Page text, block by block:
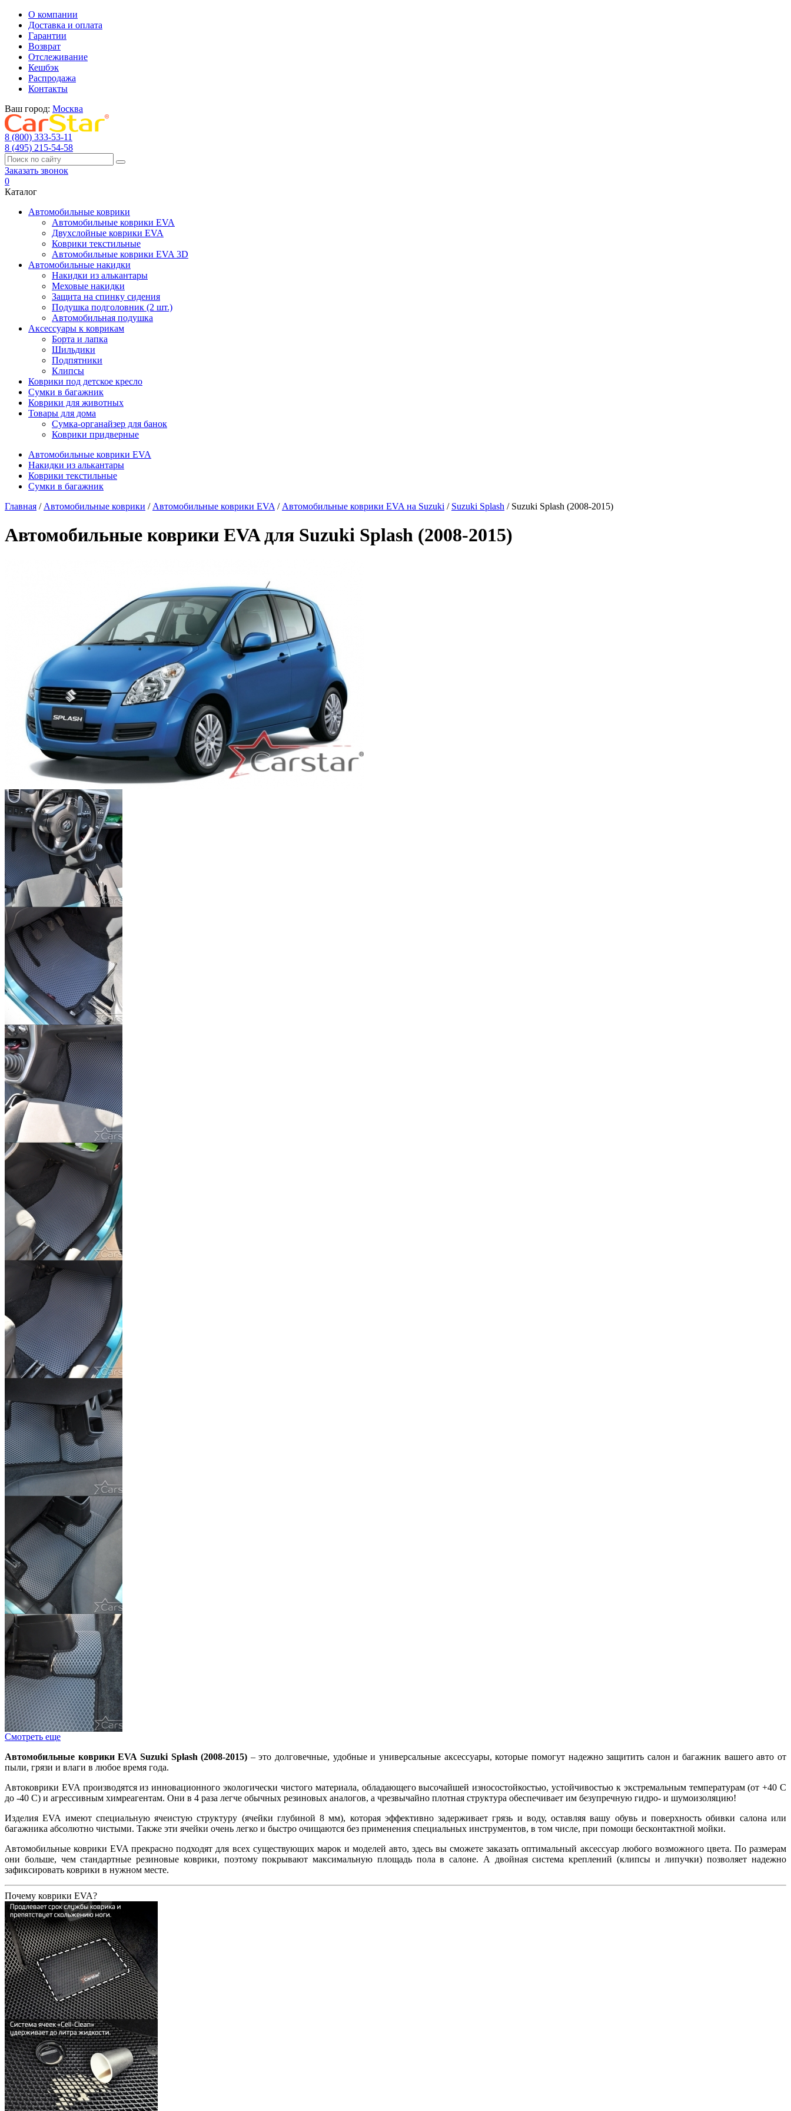
О компании
Доставка и оплата
Гарантии
Возврат
Отслеживание
Кешбэк
Распродажа
Контакты
Ваш город: Москва
8 (800) 333-53-11
8 (495) 215-54-58
Заказать звонок
0
Каталог
Автомобильные коврики
Автомобильные коврики EVA
Двухслойные коврики EVA
Коврики текстильные
Автомобильные коврики EVA 3D
Автомобильные накидки
Накидки из алькантары
Меховые накидки
Защита на спинку сидения
Подушка подголовник (2 шт.)
Автомобильная подушка
Аксессуары к коврикам
Борта и лапка
Шильдики
Подпятники
Клипсы
Коврики под детское кресло
Сумки в багажник
Коврики для животных
Товары для дома
Сумка-органайзер для банок
Коврики придверные
Автомобильные коврики EVA
Накидки из алькантары
Коврики текстильные
Сумки в багажник
Главная / Автомобильные коврики / Автомобильные коврики EVA / Автомобильные коврики EVA на Suzuki / Suzuki Splash / Suzuki Splash (2008-2015)
Автомобильные коврики EVA для Suzuki Splash (2008-2015)
Смотреть еще
Автомобильные коврики EVA Suzuki Splash (2008-2015) – это долговечные, удобные и универсальные аксессуары, которые помогут надежно защитить салон и багажник вашего авто от
пыли, грязи и влаги в любое время года.
Автоковрики EVA производятся из инновационного экологически чистого материала, обладающего высочайшей износостойкостью, устойчивостью к экстремальным температурам (от +40 С
до -40 С) и агрессивным химреагентам. Они в 4 раза легче обычных резиновых аналогов, а чрезвычайно плотная структура обеспечивает им безупречную гидро- и шумоизоляцию!
Изделия EVA имеют специальную ячеистую структуру (ячейки глубиной 8 мм), которая эффективно задерживает грязь и воду, оставляя вашу обувь и поверхность обивки салона или
багажника абсолютно чистыми. Также эти ячейки очень легко и быстро очищаются без применения специальных инструментов, в том числе, при помощи бесконтактной мойки.
Автомобильные коврики EVA прекрасно подходят для всех существующих марок и моделей авто, здесь вы сможете заказать оптимальный аксессуар любого возможного цвета. По размерам
они больше, чем стандартные резиновые коврики, поэтому покрывают максимальную площадь пола в салоне. А двойная система креплений (клипсы и липучки) позволяет надежно
зафиксировать коврики в нужном месте.
Почему коврики EVA?